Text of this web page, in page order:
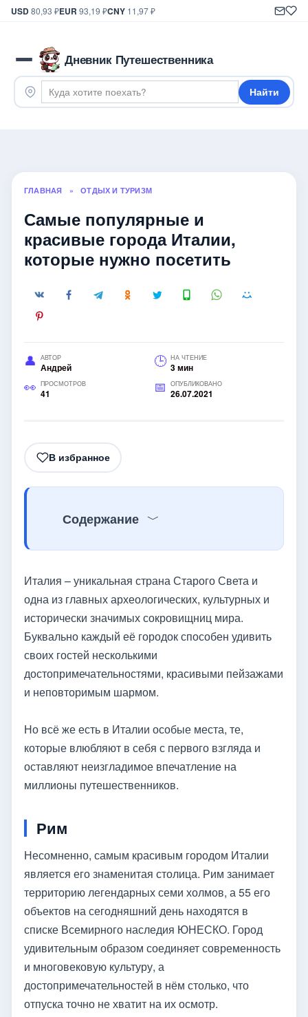
USD80,93 ₽EUR 93,19 ₽CNY 11,97 ₽
Дневник Путешественника
Найти
ГЛАВНАЯ » ОТДЫХ И ТУРИЗМ
Самые популярные и
красивые города Италии,
которые нужно посетить
АВТОР
Андрей
НА ЧТЕНИЕ
3 мин
ПРОСМОТРОВ
41
ОПУБЛИКОВАНО
26.07.2021
В избранное
Содержание
Италия – уникальная страна Старого Света и
одна из главных археологических, культурных и
исторически значимых сокровищниц мира.
Буквально каждый её городок способен удивить
своих гостей несколькими
достопримечательностями, красивыми пейзажами
и неповторимым шармом.
Но всё же есть в Италии особые места, те,
которые влюбляют в себя с первого взгляда и
оставляют неизгладимое впечатление на
миллионы путешественников.
Рим
Несомненно, самым красивым городом Италии
является его знаменитая столица. Рим занимает
территорию легендарных семи холмов, а 55 его
объектов на сегодняшний день находятся в
списке Всемирного наследия ЮНЕСКО. Город
удивительным образом соединяет современность
и многовековую культуру, а
достопримечательностей в нём столько, что
отпуска точно не хватит на их осмотр.